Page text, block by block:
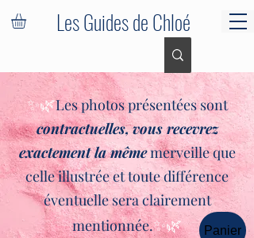
Les Guides de Chloé
✨🌿Les photos présentées sont
contractuelles,vous recevrez
exactement la mêmemerveille que
celle illustrée et toute différence
éventuelle sera clairement
mentionnée.✨🌿 Panier